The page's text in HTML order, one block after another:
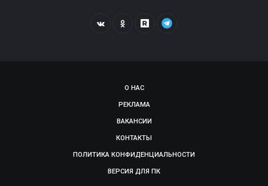
О НАС
РЕКЛАМА
ВАКАНСИИ
КОНТАКТЫ
ПОЛИТИКА КОНФИДЕНЦИАЛЬНОСТИ
ВЕРСИЯ ДЛЯ ПК